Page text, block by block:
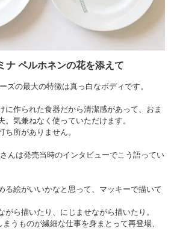
ナ ペルホネンの花を添えて
ズの最大の特徴は真っ白なボディです。
に作られた食器だから清潔感があって、おま
。気兼ねなく使っていただけます。
ち所がありません。
んは発売当時のインタビューでこう語ってい
る絵がいいかなと思って、マッキーで描いて
がら描いたり、にじませながら描いたり。
うものが繊細な仕事を身まとって再登場、